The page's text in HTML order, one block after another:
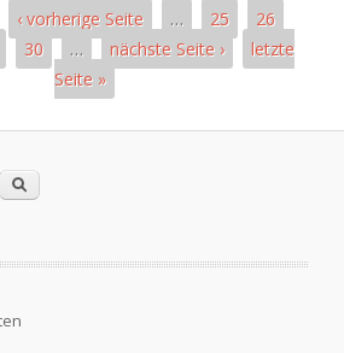
‹ vorherige Seite … 25
26
30 … nächste Seite ›
letzte
Seite »
Search